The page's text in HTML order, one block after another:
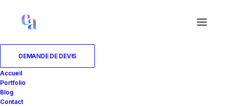
DEMANDE DE DEVIS
Accueil
Portfolio
Blog
Contact